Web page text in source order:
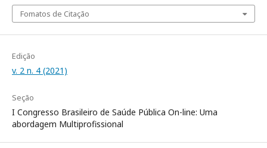
Fomatos de Citação
Edição
v. 2 n. 4 (2021)
Seção
I Congresso Brasileiro de Saúde Pública On-line: Uma
abordagem Multiprofissional